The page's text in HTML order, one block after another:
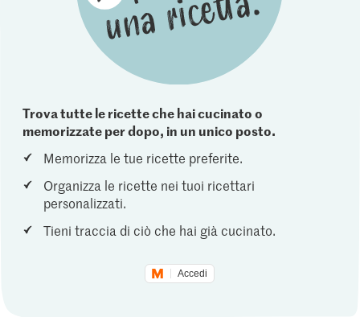
Trova tutte le ricette che hai cucinato o
memorizzate per dopo, in un unico posto.
Memorizza le tue ricette preferite.
Organizza le ricette nei tuoi ricettari
personalizzati.
Tieni traccia di ciò che hai già cucinato.
Accedi